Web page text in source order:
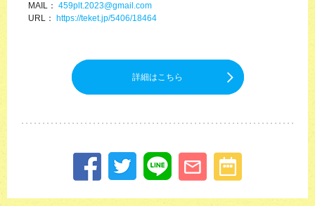
MAIL： 459plt.2023@gmail.com
URL： https://teket.jp/5406/18464
詳細はこちら